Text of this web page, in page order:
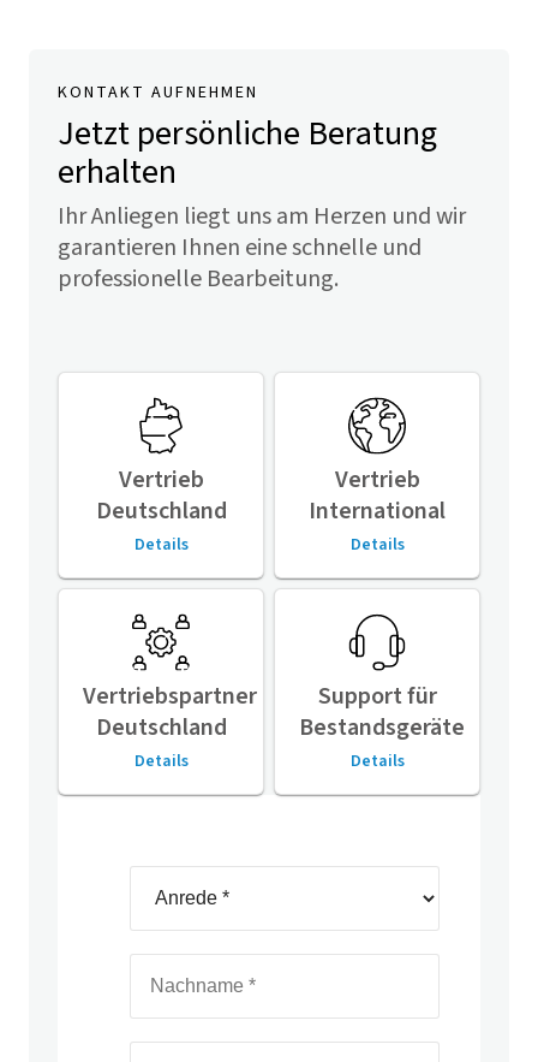
KONTAKT AUFNEHMEN
Jetzt persönliche Beratung
erhalten
Ihr Anliegen liegt uns am Herzen und wir
garantieren Ihnen eine schnelle und
professionelle Bearbeitung.
Vertrieb
Deutschland
Details
Vertrieb
International
Details
Vertriebspartner
Deutschland
Details
Support für
Bestandsgeräte
Details